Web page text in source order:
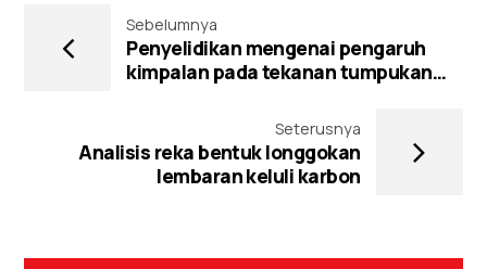
Sebelumnya
Penyelidikan mengenai pengaruh
kimpalan pada tekanan tumpukan
Seterusnya
Analisis reka bentuk longgokan
lembaran keluli karbon